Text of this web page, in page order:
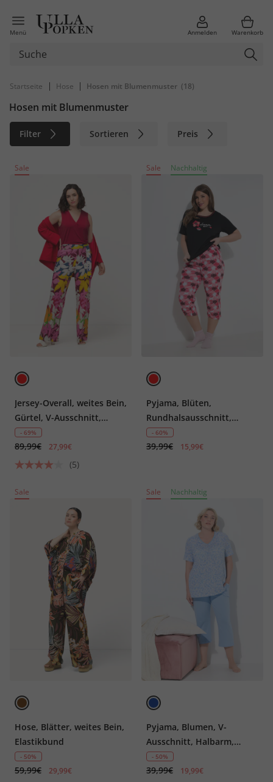
Menü Anmelden Warenkorb
Startseite | Hose | Hosen mit Blumenmuster (18)
Hosen mit Blumenmuster
Filter Sortieren Preis
Sale
Jersey-Overall, weites Bein,
Gürtel, V-Ausschnitt,
ärmellos
- 69%
89,99€ 27,99€
(5)
Sale Nachhaltig
Pyjama, Blüten,
Rundhalsausschnitt,
Halbarm
- 60%
39,99€ 15,99€
Sale
Hose, Blätter, weites Bein,
Elastikbund
- 50%
59,99€ 29,99€
Sale Nachhaltig
Pyjama, Blumen, V-
Ausschnitt, Halbarm,
Taschen
- 50%
39,99€ 19,99€